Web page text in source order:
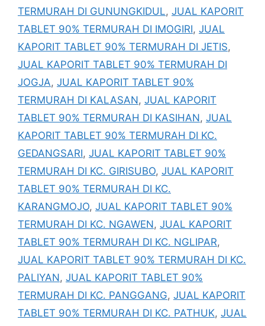
TERMURAH DI GUNUNGKIDUL, JUAL KAPORIT
TABLET 90% TERMURAH DI IMOGIRI, JUAL
KAPORIT TABLET 90% TERMURAH DI JETIS,
JUAL KAPORIT TABLET 90% TERMURAH DI
JOGJA, JUAL KAPORIT TABLET 90%
TERMURAH DI KALASAN, JUAL KAPORIT
TABLET 90% TERMURAH DI KASIHAN, JUAL
KAPORIT TABLET 90% TERMURAH DI KC.
GEDANGSARI, JUAL KAPORIT TABLET 90%
TERMURAH DI KC. GIRISUBO, JUAL KAPORIT
TABLET 90% TERMURAH DI KC.
KARANGMOJO, JUAL KAPORIT TABLET 90%
TERMURAH DI KC. NGAWEN, JUAL KAPORIT
TABLET 90% TERMURAH DI KC. NGLIPAR,
JUAL KAPORIT TABLET 90% TERMURAH DI KC.
PALIYAN, JUAL KAPORIT TABLET 90%
TERMURAH DI KC. PANGGANG, JUAL KAPORIT
TABLET 90% TERMURAH DI KC. PATHUK, JUAL